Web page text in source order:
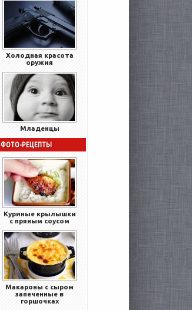
Холодная красота
оружия
Младенцы
ФОТО-РЕЦЕПТЫ
Куриные крылышки
с пряным соусом
Макароны с сыром
запеченные в
горшочках